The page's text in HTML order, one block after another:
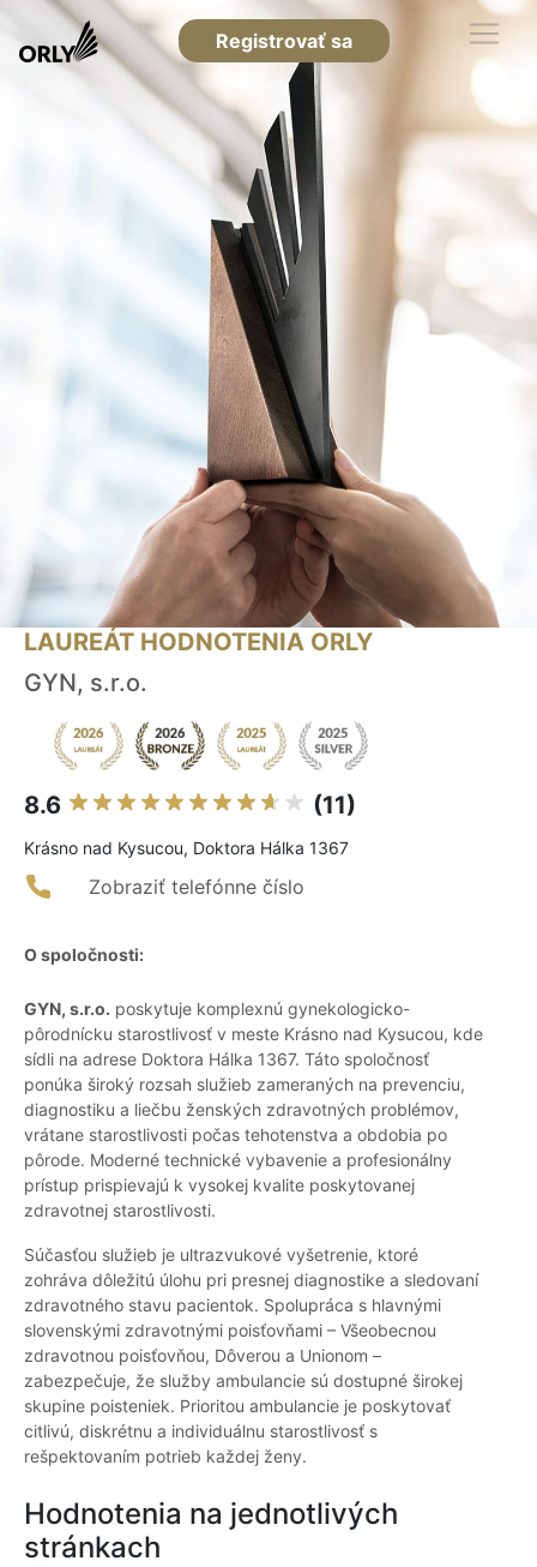
Registrovať sa
LAUREÁT HODNOTENIA ORLY
GYN, s.r.o.
8.6 (11)
Krásno nad Kysucou, Doktora Hálka 1367
Zobraziť telefónne číslo
O spoločnosti:
GYN, s.r.o. poskytuje komplexnú gynekologicko-
pôrodnícku starostlivosť v meste Krásno nad Kysucou, kde
sídli na adrese Doktora Hálka 1367. Táto spoločnosť
ponúka široký rozsah služieb zameraných na prevenciu,
diagnostiku a liečbu ženských zdravotných problémov,
vrátane starostlivosti počas tehotenstva a obdobia po
pôrode. Moderné technické vybavenie a profesionálny
prístup prispievajú k vysokej kvalite poskytovanej
zdravotnej starostlivosti.
Súčasťou služieb je ultrazvukové vyšetrenie, ktoré
zohráva dôležitú úlohu pri presnej diagnostike a sledovaní
zdravotného stavu pacientok. Spolupráca s hlavnými
slovenskými zdravotnými poisťovňami – Všeobecnou
zdravotnou poisťovňou, Dôverou a Unionom –
zabezpečuje, že služby ambulancie sú dostupné širokej
skupine poisteniek. Prioritou ambulancie je poskytovať
citlivú, diskrétnu a individuálnu starostlivosť s
rešpektovaním potrieb každej ženy.
Hodnotenia na jednotlivých
stránkach